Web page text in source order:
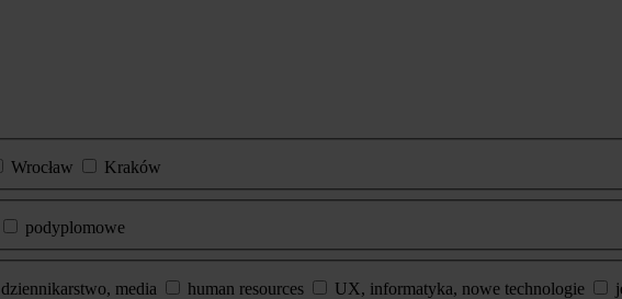
Wrocław
Kraków
podyplomowe
dziennikarstwo, media human resources UX, informatyka, nowe technologie